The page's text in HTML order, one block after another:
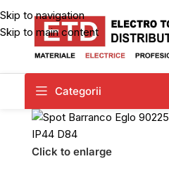
Skip to navigation
Skip to main content
Categorii
Click to enlarge